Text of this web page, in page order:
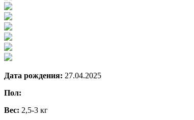
Дата рождения: 27.04.2025
Пол:
Вес: 2,5-3 кг